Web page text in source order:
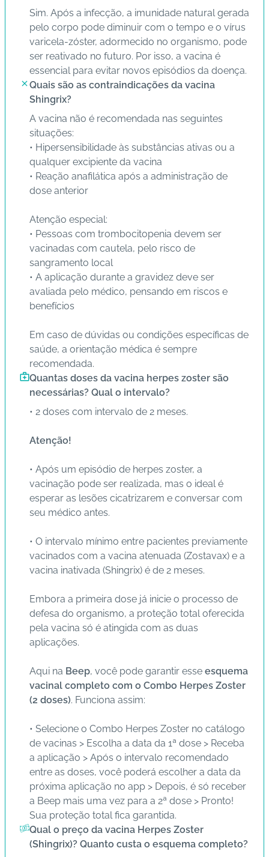
Sim. Após a infecção, a imunidade natural gerada
pelo corpo pode diminuir com o tempo e o vírus
varicela-zóster, adormecido no organismo, pode
ser reativado no futuro. Por isso, a vacina é
essencial para evitar novos episódios da doença.
Quais são as contraindicações da vacina
Shingrix?
A vacina não é recomendada nas seguintes
situações:
• Hipersensibilidade às substâncias ativas ou a
qualquer excipiente da vacina
• Reação anafilática após a administração de
dose anterior
Atenção especial:
• Pessoas com trombocitopenia devem ser
vacinadas com cautela, pelo risco de
sangramento local
• A aplicação durante a gravidez deve ser
avaliada pelo médico, pensando em riscos e
benefícios
Em caso de dúvidas ou condições específicas de
saúde, a orientação médica é sempre
recomendada.
Quantas doses da vacina herpes zoster são
necessárias? Qual o intervalo?
• 2 doses com intervalo de 2 meses.
Atenção!
• Após um episódio de herpes zoster, a
vacinação pode ser realizada, mas o ideal é
esperar as lesões cicatrizarem e conversar com
seu médico antes.
• O intervalo mínimo entre pacientes previamente
vacinados com a vacina atenuada (Zostavax) e a
vacina inativada (Shingrix) é de 2 meses.
Embora a primeira dose já inicie o processo de
defesa do organismo, a proteção total oferecida
pela vacina só é atingida com as duas
aplicações.
Aqui na Beep, você pode garantir esse esquema
vacinal completo com o Combo Herpes Zoster
(2 doses). Funciona assim:
• Selecione o Combo Herpes Zoster no catálogo
de vacinas > Escolha a data da 1ª dose > Receba
a aplicação > Após o intervalo recomendado
entre as doses, você poderá escolher a data da
próxima aplicação no app > Depois, é só receber
a Beep mais uma vez para a 2ª dose > Pronto!
Sua proteção total fica garantida.
Qual o preço da vacina Herpes Zoster
(Shingrix)? Quanto custa o esquema completo?